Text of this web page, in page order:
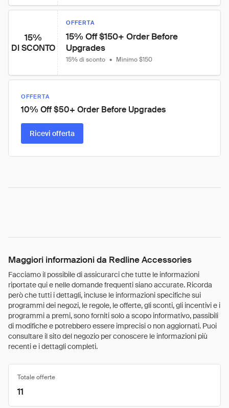
15%
DI SCONTO
OFFERTA
15% Off $150+ Order Before
Upgrades
15% di sconto • Minimo $150
OFFERTA
10% Off $50+ Order Before Upgrades
Ricevi offerta
Maggiori informazioni da Redline Accessories
Facciamo il possibile di assicurarci che tutte le informazioni
riportate qui e nelle domande frequenti siano accurate. Ricorda
però che tutti i dettagli, incluse le informazioni specifiche sui
programmi dei negozi, le regole, le offerte, gli sconti, gli incentivi e i
programmi a premi, sono forniti solo a scopo informativo, passibili
di modifiche e potrebbero essere imprecisi o non aggiornati. Puoi
consultare il sito del negozio per conoscere le informazioni più
recenti e i dettagli completi.
Totale offerte
11